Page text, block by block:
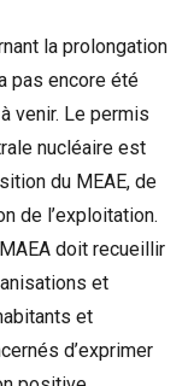
la prolongation
pas encore été
venir. Le permis
nucléaire est
du MEAE, de
de l’exploitation.
doit recueillir
et
et
d’exprimer